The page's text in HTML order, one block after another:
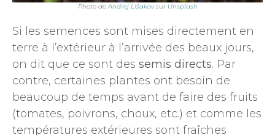
Photo deAndrej Lišakovsur Unsplash
Si les semences sont mises directement en
terre à l’extérieur à l’arrivée des beaux jours,
on dit que ce sont des semis directs. Par
contre, certaines plantes ont besoin de
beaucoup de temps avant de faire des fruits
(tomates, poivrons, choux, etc.) et comme les
températures extérieures sont fraîches